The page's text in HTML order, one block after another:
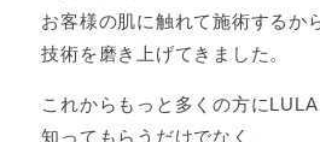
お客様の肌に触れて施術するか
技術を磨き上げてきました。
これからもっと多くの方に
知ってもらうだけでなく、